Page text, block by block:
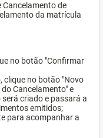
Cancelamento de
da matrícula
no botão "Confirmar
clique no botão "Novo
Cancelamento" e
criado e passará a
emitidos;
para acompanhar a